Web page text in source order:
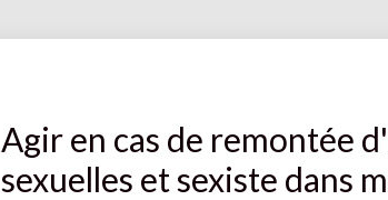
Agir en cas de remontée
sexuelles et sexiste dans